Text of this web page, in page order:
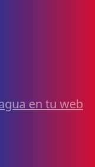
en tu web